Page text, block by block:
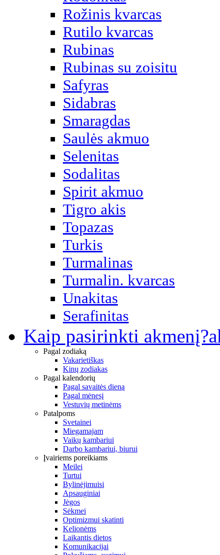
Rožinis kvarcas
Rutilo kvarcas
Rubinas
Rubinas su zoisitu
Safyras
Sidabras
Smaragdas
Saulės akmuo
Selenitas
Sodalitas
Spirit akmuo
Tigro akis
Topazas
Turkis
Turmalinas
Turmalin. kvarcas
Unakitas
Serafinitas
Kaip pasirinkti akmenį?
Pagal zodiaką
Vakarietiškas
Kinų zodiakas
Pagal kalendorių
Pagal savaitės dieną
Pagal mėnesį
Vestuvių metinėms
Patalpoms
Svetainei
Miegamajam
Vaikų kambariui
Darbo kambariui, biurui
Įvairiems poreikiams
Meilei
Turtui
Bylinėjimuisi
Apsauginiai
Jėgos
Sėkmei
Optimizmui skatinti
Kelionėms
Laikantis dietos
Komunikacijai